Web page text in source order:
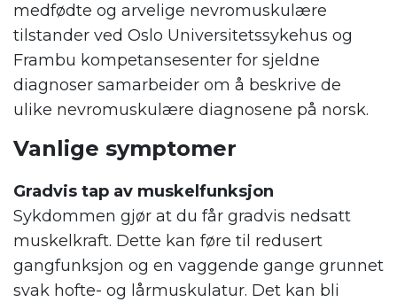
medfødte og arvelige nevromuskulære
tilstander ved Oslo Universitetssykehus og
Frambu kompetansesenter for sjeldne
diagnoser samarbeider om å beskrive de
ulike nevromuskulære diagnosene på norsk.
Vanlige symptomer
Gradvis tap av muskelfunksjon
Sykdommen gjør at du får gradvis nedsatt
muskelkraft. Dette kan føre til redusert
gangfunksjon og en vaggende gange grunnet
svak hofte- og lårmuskulatur. Det kan bli